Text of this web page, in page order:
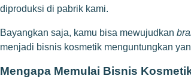
diproduksi di pabrik kami.
Bayangkan saja, kamu bisa mewujudkan
menjadi bisnis kosmetik menguntungkan
Mengapa Memulai Bisnis